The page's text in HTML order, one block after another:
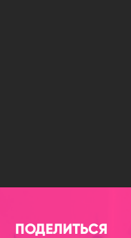
ПОДЕЛИТЬСЯ